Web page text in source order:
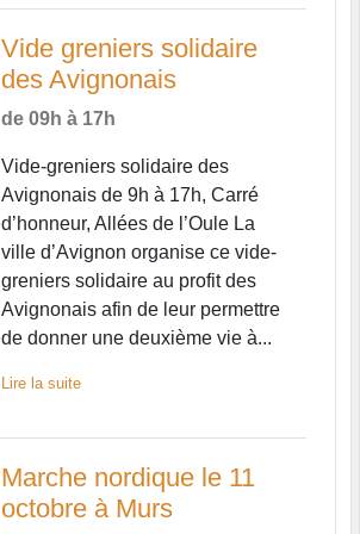
Vide greniers solidaire
des Avignonais
de 09h à 17h
Vide-greniers solidaire des
Avignonais de 9h à 17h, Carré
d’honneur, Allées de l’Oule La
ville d’Avignon organise ce vide-
greniers solidaire au profit des
Avignonais afin de leur permettre
de donner une deuxième vie à...
Lire la suite
Marche nordique le 11
octobre à Murs